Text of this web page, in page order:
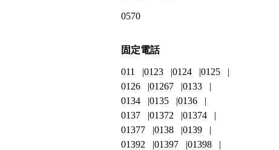
0570
固定電話
011 0123 0124
0125
0126
01267
0133
0134
0135
0136
0137
01372
01374
01377
0138
0139
01392
01397
01398